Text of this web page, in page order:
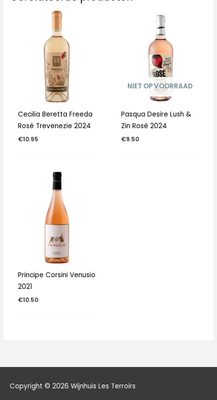
Cecilia Beretta Freeda
Rosé Trevenezie 2024
€10.95
NIET OP VOORRAAD
Pasqua Desire Lush &
Zin Rosé 2024
€9.50
Principe Corsini Venusio
2021
€10.50
Copyright © 2026 Wijnhuis Les Terroirs